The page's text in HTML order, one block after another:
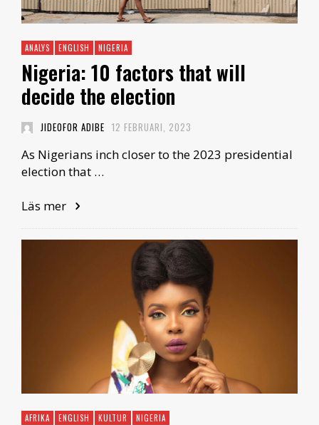
ANALYS ENGLISH NIGERIA
Nigeria: 10 factors that will
decide the election
JIDEOFOR ADIBE 12 FEBRUARI, 2023
As Nigerians inch closer to the 2023 presidential
election that …
Läs mer
AFRIKA ENGLISH KULTUR NIGERIA